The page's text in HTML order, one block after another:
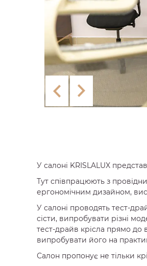
У салоні KRISLALUX
Тут співпрацюють з
ергономічним дизайном,
У салоні проводять тест-
сісти, випробувати різні
тест-драйв крісла прямо до
випробувати його на
Салон пропонує не тільки